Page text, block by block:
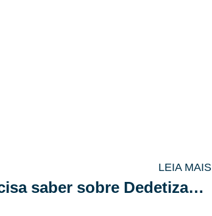
LEIA MAIS
Tudo que você precisa saber sobre Dedetização